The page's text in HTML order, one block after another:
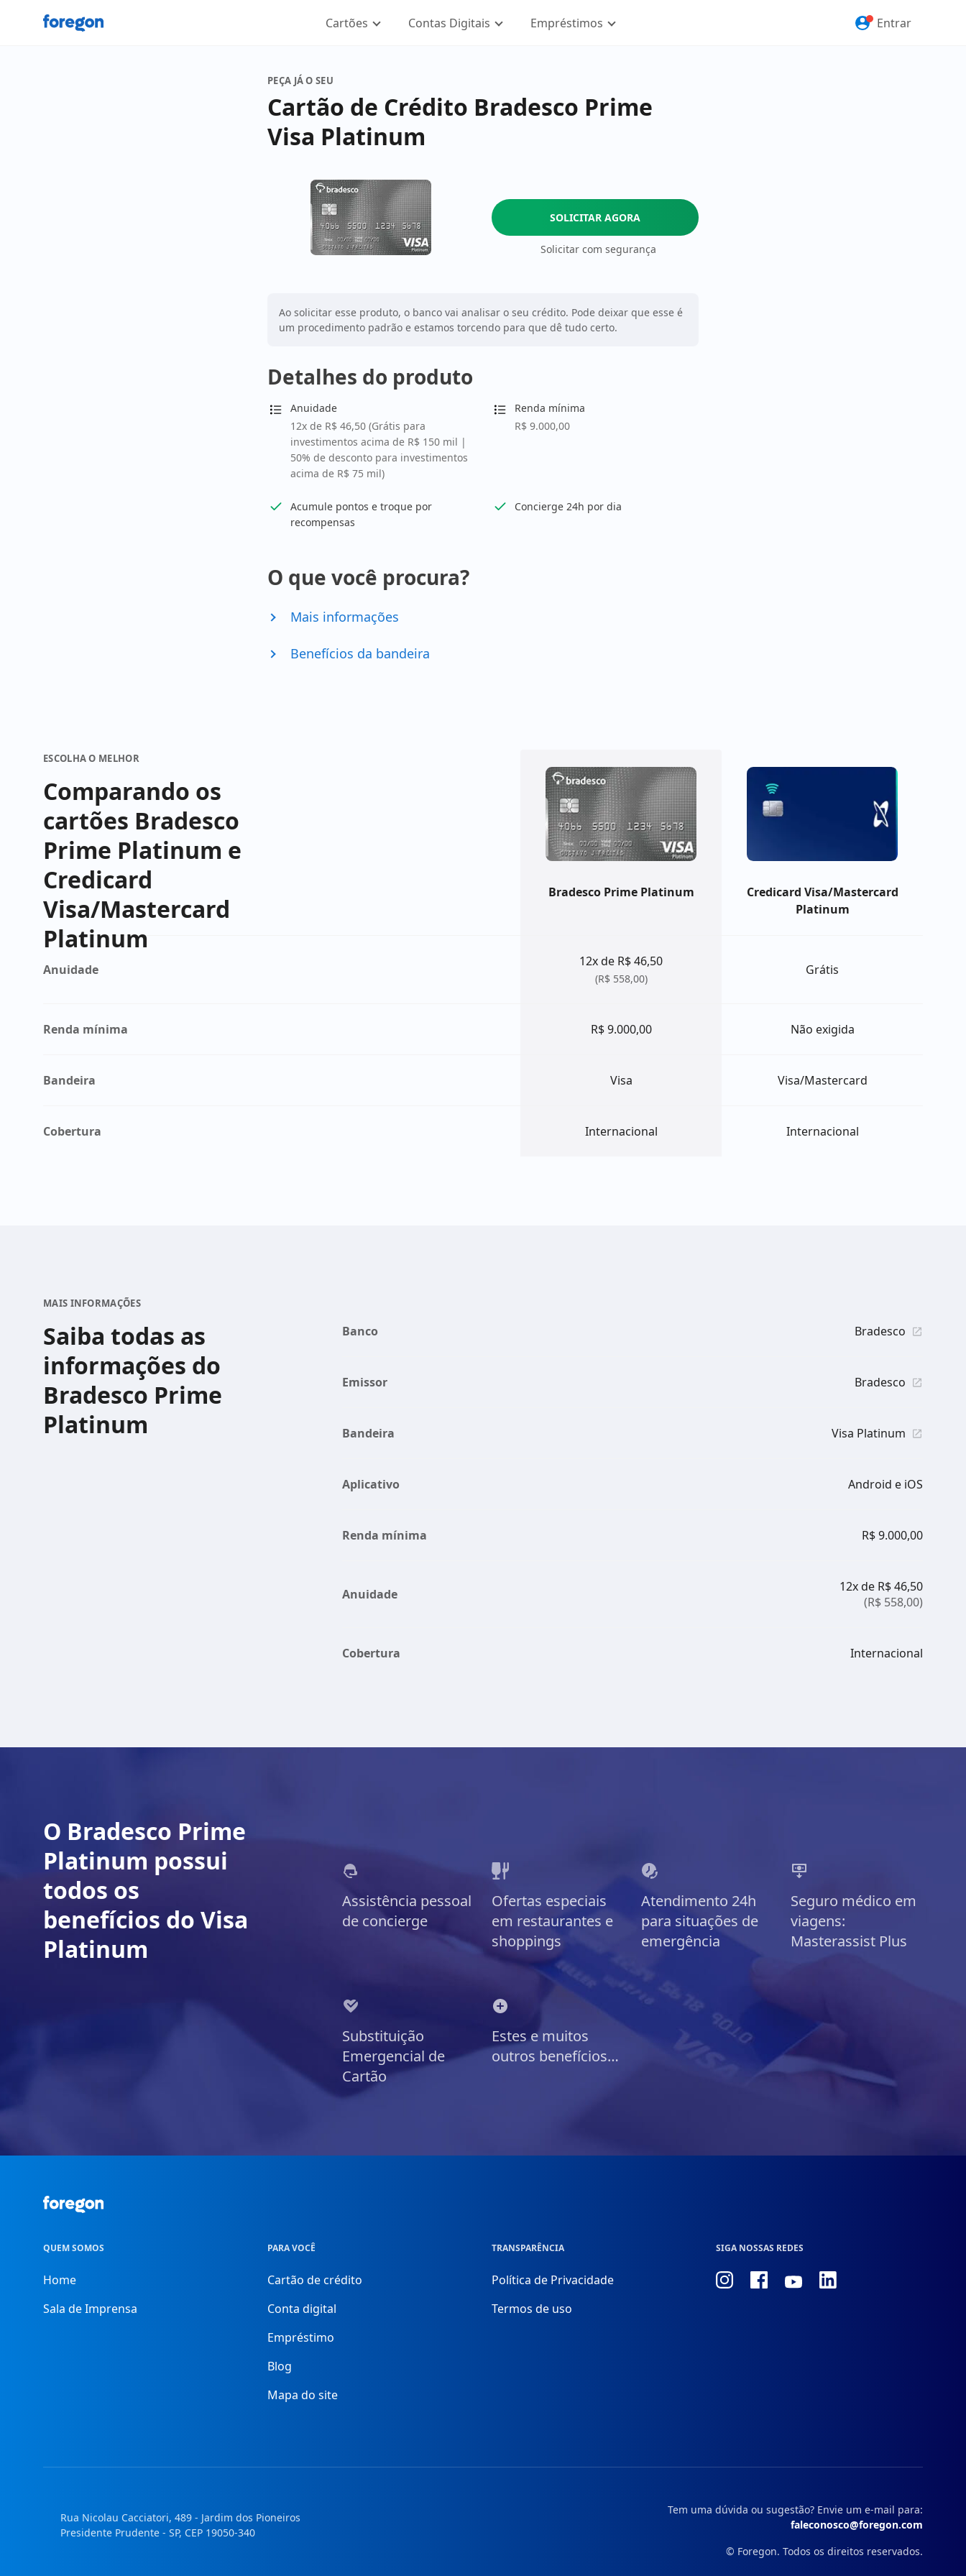
Foregon.com Cartões Contas Digitais Empréstimos Entrar
PEÇA JÁ O SEU
Cartão de Crédito Bradesco Prime
Visa Platinum
SOLICITAR AGORA
Solicitar com segurança
Ao solicitar esse produto, o banco vai analisar o seu crédito. Pode deixar que esse é
um procedimento padrão e estamos torcendo para que dê tudo certo.
Detalhes do produto
Anuidade
12x de R$ 46,50 (Grátis para
investimentos acima de R$ 150 mil |
50% de desconto para investimentos
acima de R$ 75 mil)
Renda mínima
R$ 9.000,00
Acumule pontos e troque por
recompensas
Concierge 24h por dia
O que você procura?
Mais informações
Benefícios da bandeira
ESCOLHA O MELHOR
Comparando os
cartões Bradesco
Prime Platinum e
Credicard
Visa/Mastercard
Platinum
Bradesco Prime Platinum
Credicard Visa/Mastercard
Platinum
Anuidade
12x de R$ 46,50
(R$ 558,00)
Grátis
Renda mínima R$ 9.000,00 Não exigida
Bandeira Visa Visa/Mastercard
Cobertura Internacional Internacional
MAIS INFORMAÇÕES
Saiba todas as
informações do
Bradesco Prime
Platinum
Banco Bradesco
Emissor Bradesco
Bandeira Visa Platinum
Aplicativo Android e iOS
Renda mínima R$ 9.000,00
Anuidade
12x de R$ 46,50
(R$ 558,00)
Cobertura Internacional
O Bradesco Prime
Platinum possui
todos os
benefícios do Visa
Platinum
Assistência pessoal
de concierge
Ofertas especiais
em restaurantes e
shoppings
Atendimento 24h
para situações de
emergência
Seguro médico em
viagens:
Masterassist Plus
Substituição
Emergencial de
Cartão
Estes e muitos
outros benefícios…
Foregon.com
QUEM SOMOS
Home
Sala de Imprensa
PARA VOCÊ
Cartão de crédito
Conta digital
Empréstimo
Blog
Mapa do site
TRANSPARÊNCIA
Política de Privacidade
Termos de uso
SIGA NOSSAS REDES
ConheçaConheçaConheçaConheça
Rua Nicolau Cacciatori, 489 - Jardim dos Pioneiros
Presidente Prudente - SP, CEP 19050-340
Tem uma dúvida ou sugestão? Envie um e-mail para:
faleconosco@foregon.com
© Foregon. Todos os direitos reservados.